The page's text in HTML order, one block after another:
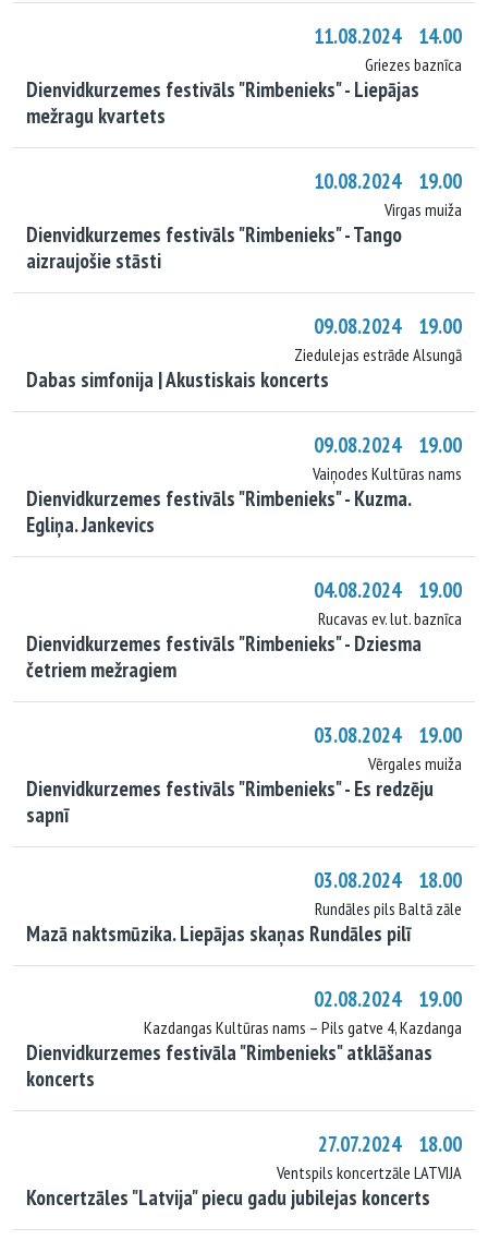
11.08.2024 14.00
Griezes baznīca
Dienvidkurzemes festivāls "Rimbenieks" - Liepājas
mežragu kvartets
10.08.2024 19.00
Virgas muiža
Dienvidkurzemes festivāls "Rimbenieks" - Tango
aizraujošie stāsti
09.08.2024 19.00
Ziedulejas estrāde Alsungā
Dabas simfonija | Akustiskais koncerts
09.08.2024 19.00
Vaiņodes Kultūras nams
Dienvidkurzemes festivāls "Rimbenieks" - Kuzma.
Egliņa. Jankevics
04.08.2024 19.00
Rucavas ev. lut. baznīca
Dienvidkurzemes festivāls "Rimbenieks" - Dziesma
četriem mežragiem
03.08.2024 19.00
Vērgales muiža
Dienvidkurzemes festivāls "Rimbenieks" - Es redzēju
sapnī
03.08.2024 18.00
Rundāles pils Baltā zāle
Mazā naktsmūzika. Liepājas skaņas Rundāles pilī
02.08.2024 19.00
Kazdangas Kultūras nams – Pils gatve 4, Kazdanga
Dienvidkurzemes festivāla "Rimbenieks" atklāšanas
koncerts
27.07.2024 18.00
Ventspils koncertzāle LATVIJA
Koncertzāles "Latvija" piecu gadu jubilejas koncerts